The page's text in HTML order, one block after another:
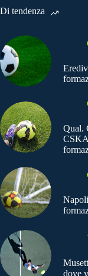
Di tendenza
Qual.
dove